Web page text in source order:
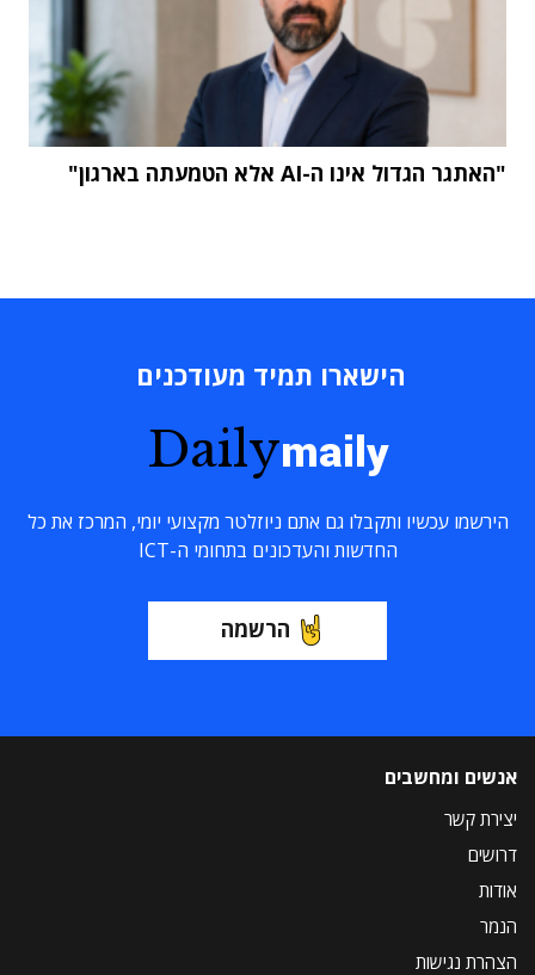
"האתגר הגדול אינו ה-AI אלא הטמעתה בארגון"
הישארו תמיד מעודכנים
Dailymaily
הירשמו עכשיו ותקבלו גם אתם ניוזלטר מקצועי יומי, המרכז את כל
החדשות והעדכונים בתחומי ה-ICT
הרשמה
אנשים ומחשבים
יצירת קשר
דרושים
אודות
הנמר
הצהרת נגישות